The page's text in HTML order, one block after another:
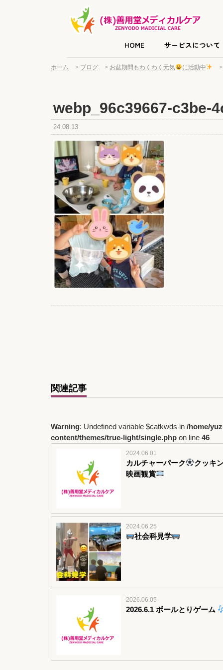
HOME サービスについて
ホーム > ブログ > お盆期間もわくわく元気 に活動中
webp_96c39667-c3be-
24.08.13
関連記事
Warning: Undefined variable $catkwds in /home/
content/themes/true-light/single.php on line 46
2024.06.01
カルチャーパーク
クッキ
映画観賞
2024.06.25
社会科見学
2026.06.05
2026.6.1 ボールとりゲーム